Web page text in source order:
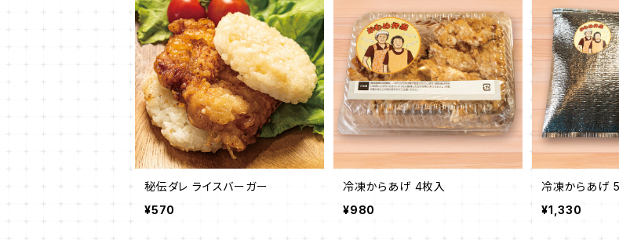
秘伝ダレ ライスバーガー
¥570
冷凍からあげ 4枚入
¥980
冷凍からあげ
¥1,330